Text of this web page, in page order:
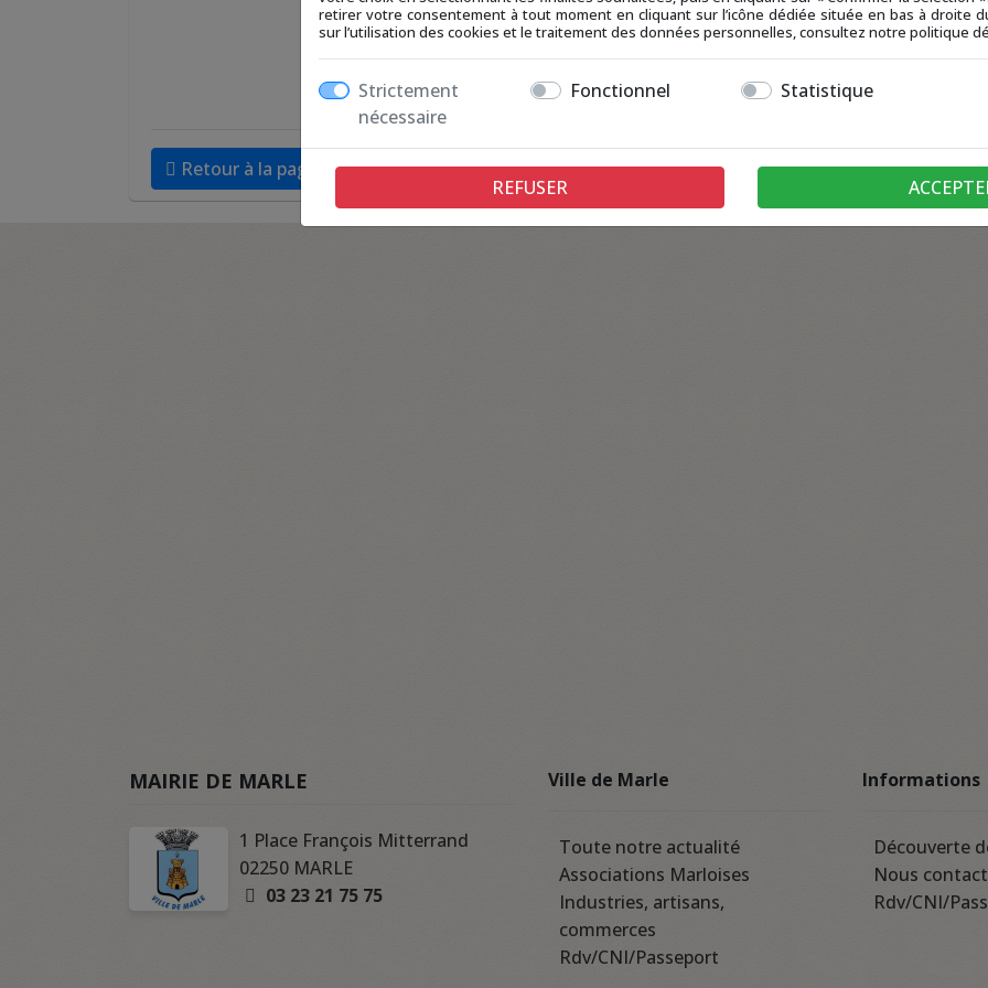
retirer votre consentement à tout moment en cliquant sur l’icône dédiée située en bas à droite
sur l’utilisation des cookies et le traitement des données personnelles, consultez notre politique
Strictement
nécessaire
Fonctionnel Statistique
REFUSER
Retour à la page précédente
MAIRIE DE MARLE
1 Place François Mitterrand
02250 MARLE
03 23 21 75 75
Ville de Marle
Toute notre actualité
Associations Marloises
Industries, artisans,
commerces
Rdv/CNI/Passeport
Informations
Découverte
Nous
Rdv/CNI/